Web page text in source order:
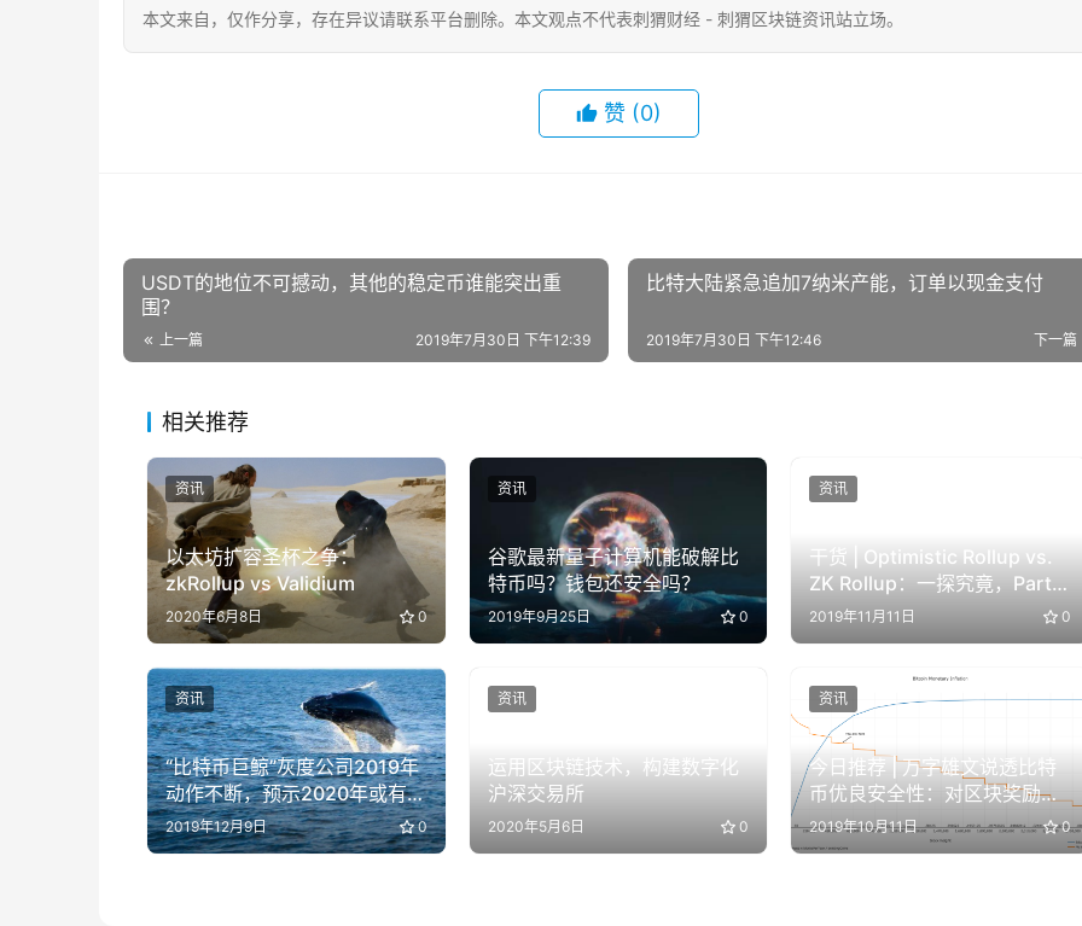
本文来自 ，仅作分享，存在异议请联系平台删除。本文观点不代表刺猬财经 - 刺猬区块链资讯站立场。
赞 (0)
USDT的地位不可撼动，其他的稳定币谁能突出重
围？
上一篇 2019年7月30日 下午12:39
比特大陆紧急追加7纳米产能，订单以现金支付
下一篇
2019年7月30日 下午12:46
相关推荐
以太坊扩容圣杯之争：
zkRollup vs Validium
2020年6月8日 0
资讯
谷歌最新量子计算机能破解比
特币吗？钱包还安全吗？
2019年9月25日 0
资讯
干货 | Optimistic Rollup vs.
ZK Rollup：一探究竟，Part-
2
2019年11月11日 0
资讯
“比特币巨鲸”灰度公司2019年
动作不断，预示2020年或有巨
变？
2019年12月9日 0
资讯
运用区块链技术，构建数字化
沪深交易所
2020年5月6日 0
资讯
今日推荐 | 万字雄文说透比特
币优良安全性：对区块奖励降
低的恐惧被夸大了
2019年10月11日 0
资讯